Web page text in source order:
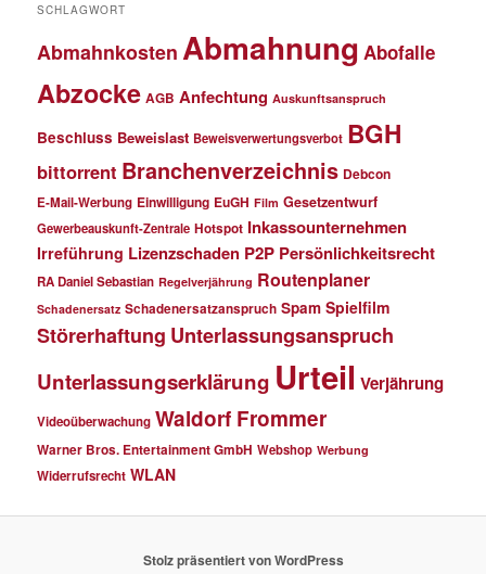
SCHLAGWORT
Abmahnkosten Abmahnung Abofalle
Abzocke AGB Anfechtung Auskunftsanspruch
Beschluss Beweislast Beweisverwertungsverbot BGH
bittorrent Branchenverzeichnis Debcon
E-Mail-Werbung Einwilligung EuGH Film Gesetzentwurf
Gewerbeauskunft-Zentrale Hotspot Inkassounternehmen
Irreführung Lizenzschaden P2P Persönlichkeitsrecht
RA Daniel Sebastian Regelverjährung Routenplaner
Schadenersatz Schadenersatzanspruch Spam Spielfilm
Störerhaftung Unterlassungsanspruch
Unterlassungserklärung Urteil Verjährung
Videoüberwachung Waldorf Frommer
Warner Bros. Entertainment GmbH Webshop Werbung
Widerrufsrecht WLAN
Stolz präsentiert von WordPress